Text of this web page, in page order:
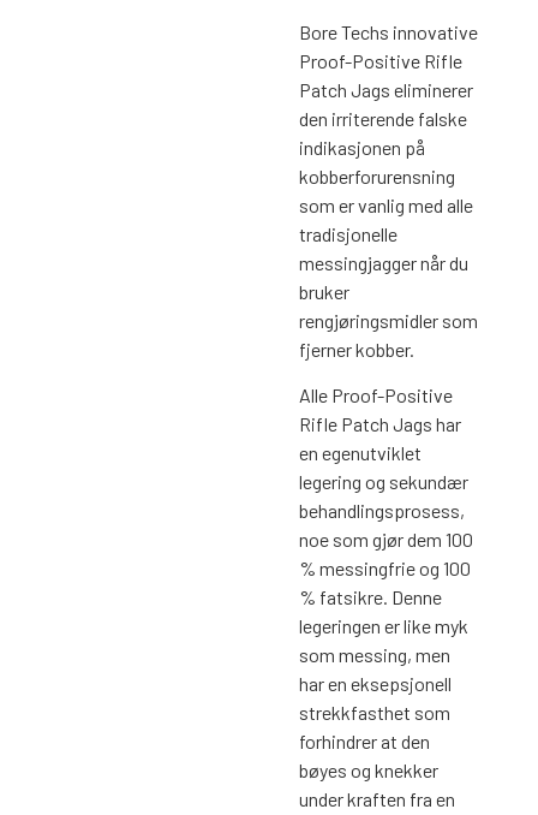
Bore Techs innovative
Proof-Positive Rifle
Patch Jags eliminerer
den irriterende falske
indikasjonen på
kobberforurensning
som er vanlig med alle
tradisjonelle
messingjagger når du
bruker
rengjøringsmidler som
fjerner kobber.
Alle Proof-Positive
Rifle Patch Jags har
en egenutviklet
legering og sekundær
behandlingsprosess,
noe som gjør dem 100
% messingfrie og 100
% fatsikre. Denne
legeringen er like myk
som messing, men
har en eksepsjonell
strekkfasthet som
forhindrer at den
bøyes og knekker
under kraften fra en